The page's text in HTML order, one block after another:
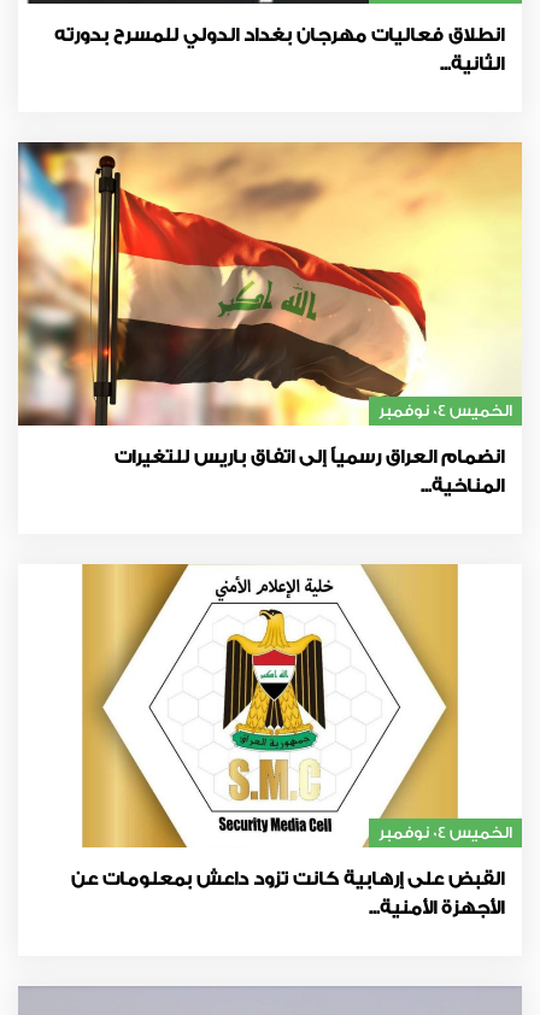
انطلاق فعاليات مهرجان بغداد الدولي للمسرح بدورته
الثانية...
الخميس 04 نوفمبر
انضمام العراق رسمياً إلى اتفاق باريس للتغيرات
المناخية...
الخميس 04 نوفمبر
القبض على إرهابية كانت تزود داعش بمعلومات عن
الأجهزة الأمنية...